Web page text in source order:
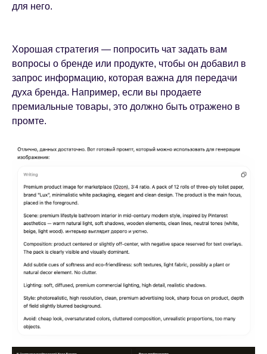
для него.
Хорошая стратегия — попросить чат задать вам
вопросы о бренде или продукте, чтобы он добавил в
запрос информацию, которая важна для передачи
духа бренда. Например, если вы продаете
премиальные товары, это должно быть отражено в
промте.